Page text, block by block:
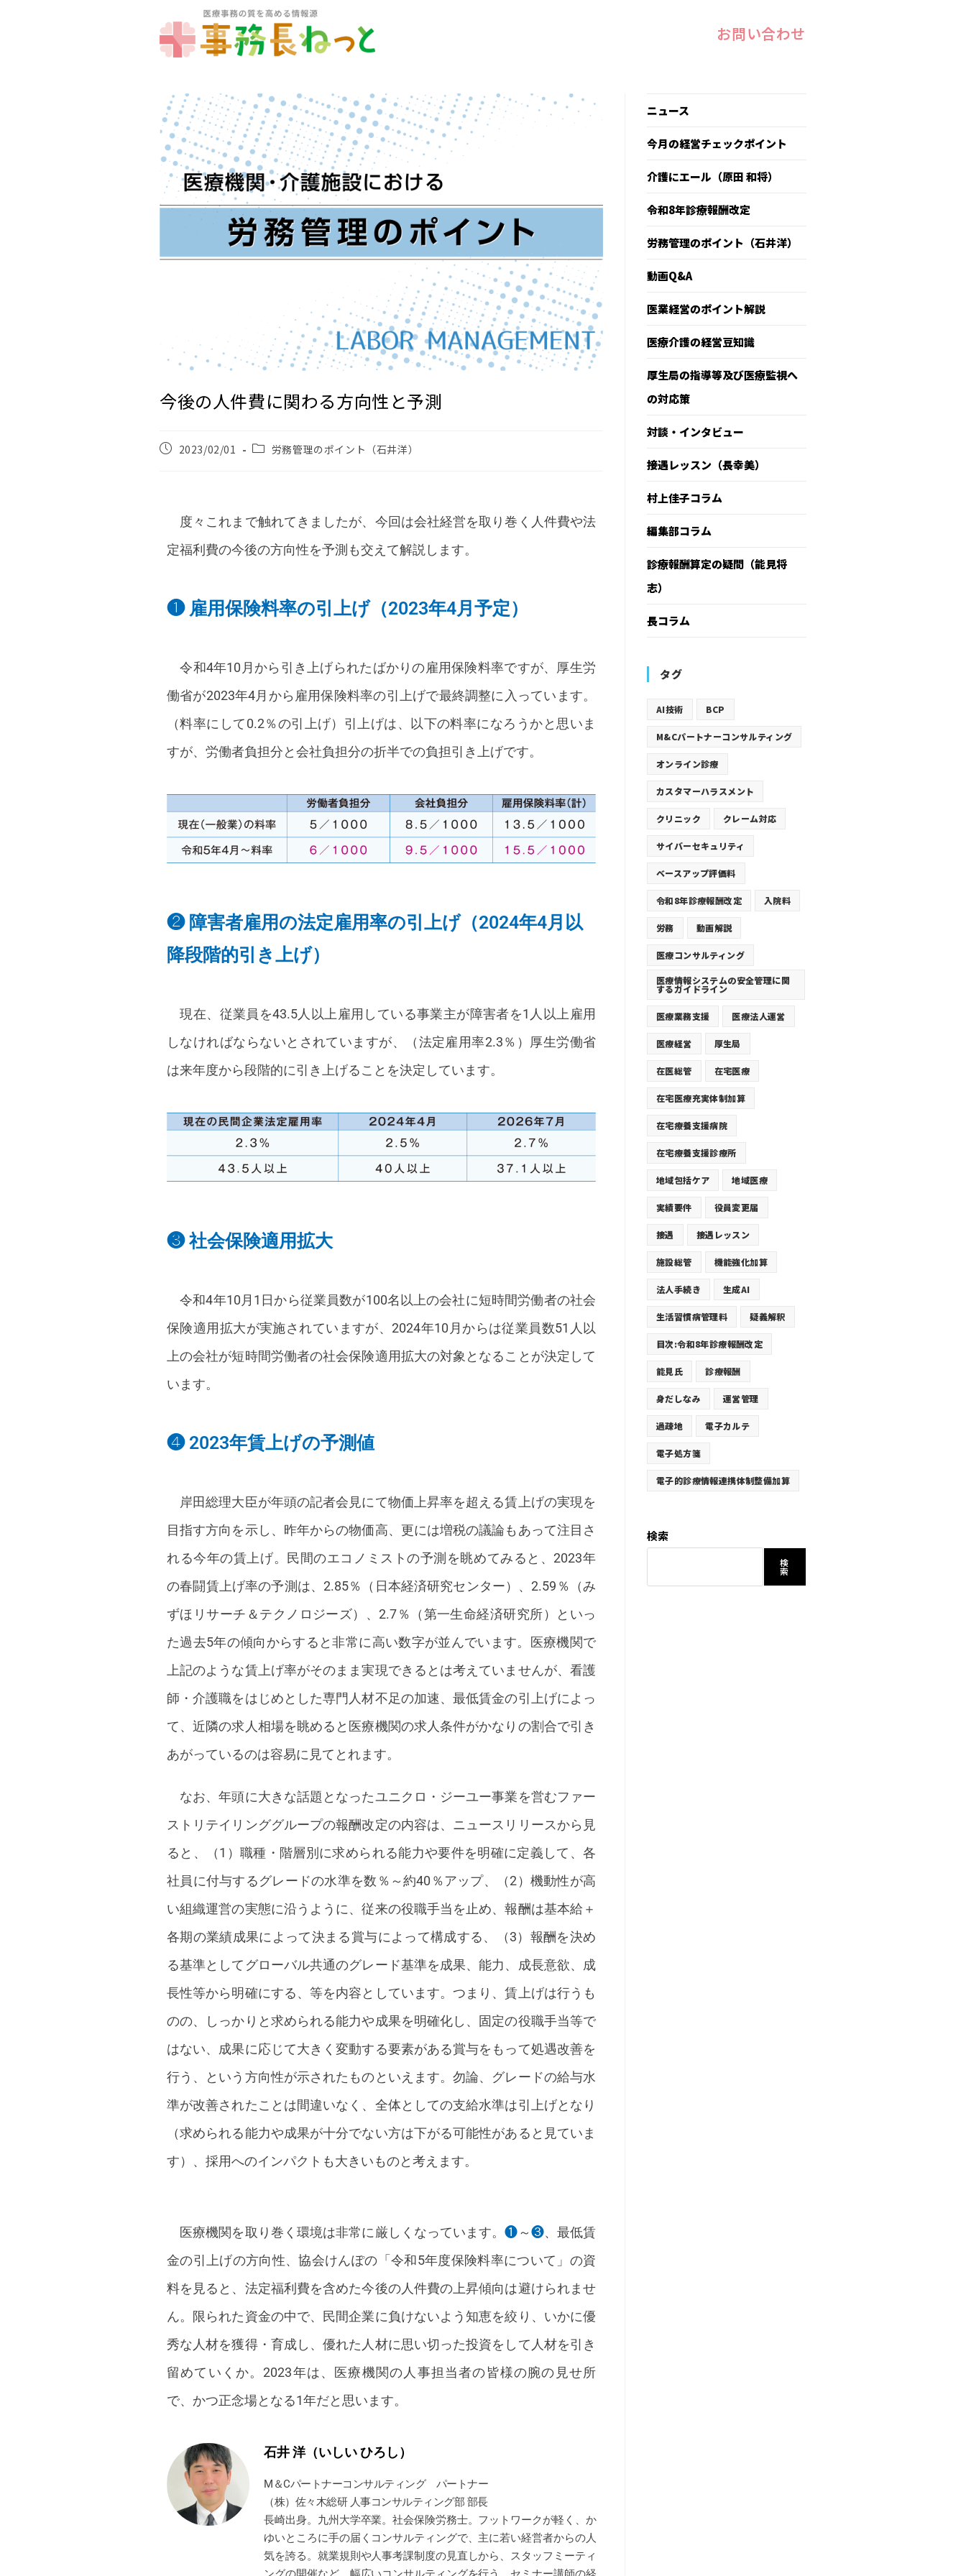
お問い合わせ
今後の人件費に関わる方向性と予測
2023/02/01 労務管理のポイント（石井洋）
度々これまで触れてきましたが、今回は会社経営を取り巻く人件費や法
定福利費の今後の方向性を予測も交えて解説します。
❶ 雇用保険料率の引上げ（2023年4月予定）
令和4年10月から引き上げられたばかりの雇用保険料率ですが、厚生労
働省が2023年4月から雇用保険料率の引上げで最終調整に入っています。
（料率にして0.2％の引上げ）引上げは、以下の料率になろうかと思いま
すが、労働者負担分と会社負担分の折半での負担引き上げです。
❷ 障害者雇用の法定雇用率の引上げ（2024年4月以
降段階的引き上げ）
現在、従業員を43.5人以上雇用している事業主が障害者を1人以上雇用
しなければならないとされていますが、（法定雇用率2.3％）厚生労働省
は来年度から段階的に引き上げることを決定しています。
❸ 社会保険適用拡大
令和4年10月1日から従業員数が100名以上の会社に短時間労働者の社会
保険適用拡大が実施されていますが、2024年10月からは従業員数51人以
上の会社が短時間労働者の社会保険適用拡大の対象となることが決定して
います。
❹ 2023年賃上げの予測値
岸田総理大臣が年頭の記者会見にて物価上昇率を超える賃上げの実現を
目指す方向を示し、昨年からの物価高、更には増税の議論もあって注目さ
れる今年の賃上げ。民間のエコノミストの予測を眺めてみると、2023年
の春闘賃上げ率の予測は、2.85％（日本経済研究センター）、2.59％（み
ずほリサーチ＆テクノロジーズ）、2.7％（第一生命経済研究所）といっ
た過去5年の傾向からすると非常に高い数字が並んでいます。医療機関で
上記のような賃上げ率がそのまま実現できるとは考えていませんが、看護
師・介護職をはじめとした専門人材不足の加速、最低賃金の引上げによっ
て、近隣の求人相場を眺めると医療機関の求人条件がかなりの割合で引き
あがっているのは容易に見てとれます。
なお、年頭に大きな話題となったユニクロ・ジーユー事業を営むファー
ストリテイリンググループの報酬改定の内容は、ニュースリリースから見
ると、（1）職種・階層別に求められる能力や要件を明確に定義して、各
社員に付与するグレードの水準を数％～約40％アップ、（2）機動性が高
い組織運営の実態に沿うように、従来の役職手当を止め、報酬は基本給＋
各期の業績成果によって決まる賞与によって構成する、（3）報酬を決め
る基準としてグローバル共通のグレード基準を成果、能力、成長意欲、成
長性等から明確にする、等を内容としています。つまり、賃上げは行うも
のの、しっかりと求められる能力や成果を明確化し、固定の役職手当等で
はない、成果に応じて大きく変動する要素がある賞与をもって処遇改善を
行う、という方向性が示されたものといえます。勿論、グレードの給与水
準が改善されたことは間違いなく、全体としての支給水準は引上げとなり
（求められる能力や成果が十分でない方は下がる可能性があると見ていま
す）、採用へのインパクトも大きいものと考えます。
医療機関を取り巻く環境は非常に厳しくなっています。❶～❸、最低賃
金の引上げの方向性、協会けんぽの「令和5年度保険料率について」の資
料を見ると、法定福利費を含めた今後の人件費の上昇傾向は避けられませ
ん。限られた資金の中で、民間企業に負けないよう知恵を絞り、いかに優
秀な人材を獲得・育成し、優れた人材に思い切った投資をして人材を引き
留めていくか。2023年は、医療機関の人事担当者の皆様の腕の見せ所
で、かつ正念場となる1年だと思います。
石井 洋（いしい ひろし）
M＆Cパートナーコンサルティング パートナー
（株）佐々木総研 人事コンサルティング部 部長
長崎出身。九州大学卒業。社会保険労務士。フットワークが軽く、か
ゆいところに手の届くコンサルティングで、主に若い経営者からの人
気を誇る。就業規則や人事考課制度の見直しから、スタッフミーティ
ニュース
今月の経営チェックポイント
介護にエール（原田 和将）
令和8年診療報酬改定
労務管理のポイント（石井洋）
動画Q&A
医業経営のポイント解説
医療介護の経営豆知識
厚生局の指導等及び医療監視へ
の対応策
対談・インタビュー
接遇レッスン（長幸美）
村上佳子コラム
編集部コラム
診療報酬算定の疑問（能見将
志）
長コラム
タグ
AI技術 BCP
M&Cパートナーコンサルティング
オンライン診療
カスタマーハラスメント
クリニック クレーム対応
サイバーセキュリティ
ベースアップ評価料
令和8年診療報酬改定 入院料
労務 動画解説
医療コンサルティング
医療情報システムの安全管理に関
するガイドライン
医療業務支援 医療法人運営
医療経営 厚生局
在医総管 在宅医療
在宅医療充実体制加算
在宅療養支援病院
在宅療養支援診療所
地域包括ケア 地域医療
実績要件 役員変更届
接遇 接遇レッスン
施設総管 機能強化加算
法人手続き 生成AI
生活習慣病管理料 疑義解釈
目次:令和8年診療報酬改定
能見氏 診療報酬
身だしなみ 運営管理
過疎地 電子カルテ
電子処方箋
電子的診療情報連携体制整備加算
検索
検
索